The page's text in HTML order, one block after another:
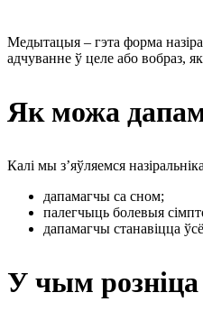
Медытацыя – гэта форма
адчуванне ў целе або вобраз,
Як можа
Калі мы з’яўляемся
дапамагчы са сном;
палегчыць болевыя
дапамагчы станавіцца
У чым розніца